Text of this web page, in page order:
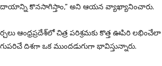
కొనసాగిస్తాం,” అని ఆయన వ్యాఖ్యానించారు.
ఆంధ్రప్రదేశ్‌లో చిత్ర పరిశ్రమకు కొత్త ఊపిరి
దిశగా ఒక ముందడుగుగా భావిస్తున్నారు.